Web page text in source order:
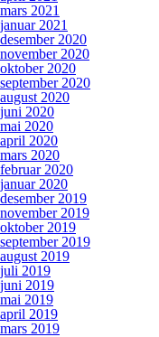
mars 2021
januar 2021
desember 2020
november 2020
oktober 2020
september 2020
august 2020
juni 2020
mai 2020
april 2020
mars 2020
februar 2020
januar 2020
desember 2019
november 2019
oktober 2019
september 2019
august 2019
juli 2019
juni 2019
mai 2019
april 2019
mars 2019